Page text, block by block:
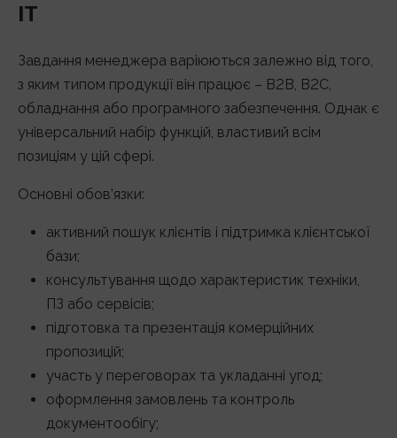
IT
Завдання менеджера варіюються залежно від того,
з яким типом продукції він працює – B2B, B2C,
обладнання або програмного забезпечення. Однак є
універсальний набір функцій, властивий всім
позиціям у цій сфері.
Основні обов’язки:
активний пошук клієнтів і підтримка клієнтської
бази;
консультування щодо характеристик техніки,
ПЗ або сервісів;
підготовка та презентація комерційних
пропозицій;
участь у переговорах та укладанні угод;
оформлення замовлень та контроль
документообігу;